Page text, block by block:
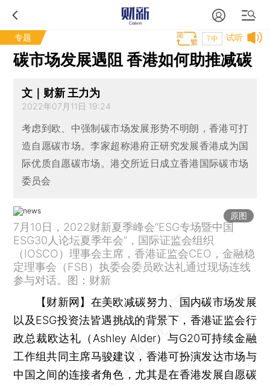
专题 试听
T中
碳市场发展遇阻 香港如何助推减碳
文｜财新 王力为
2022年07月11日 19:24
考虑到欧、中强制碳市场发展形势不明朗，香港可打
造自愿碳市场。李家超称港府正研究发展香港成为国
际优质自愿碳市场。港交所近日成立香港国际碳市场
委员会
原图
7月10日，2022财新夏季峰会“ESG专场暨中国
ESG30人论坛夏季年会”，国际证监会组织
（IOSCO）理事会主席，香港证监会CEO，金融稳
定理事会（FSB）执委会委员欧达礼通过现场连线
参与对话。图：财新
【财新网】 在美欧减碳努力、国内碳市场发展
以及ESG投资法皆遇挑战的背景下，香港证监会行
政总裁欧达礼（Ashley Alder）与G20可持续金融
工作组共同主席马骏建议，香港可扮演发达市场与
中国之间的连接者角色，尤其是在香港发展自愿碳